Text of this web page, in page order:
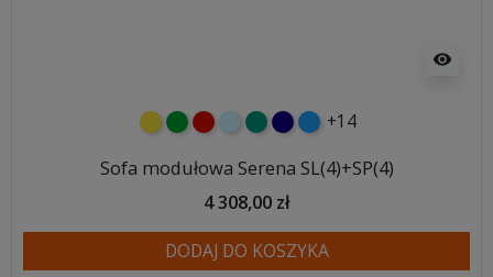
visibility
żółtyzielonyczerwony
błękitnyturkusowy
granatowy
niebieski
+14
Sofa modułowa Serena SL(4)+SP(4)
4 308,00 zł
DODAJ DO KOSZYKA